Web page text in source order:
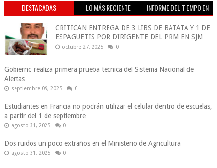
DESTACADAS LO MÁS RECIENTE
INFORME DEL TIEMPO EN
CRITICAN ENTREGA DE 3 LIBS DE BATATA Y 1 DE
ESPAGUETIS POR DIRIGENTE DEL PRM EN SJM
octubre 27, 2025 0
Gobierno realiza primera prueba técnica del Sistema Nacional de
Alertas
septiembre 09, 2025 0
Estudiantes en Francia no podrán utilizar el celular dentro de escuelas,
a partir del 1 de septiembre
agosto 31, 2025 0
Dos ruidos un poco extraños en el Ministerio de Agricultura
agosto 31, 2025 0